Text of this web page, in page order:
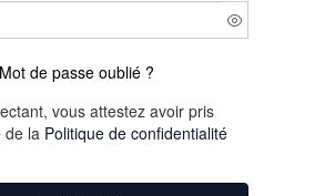
Mot de passe oublié ?
vous attestez avoir pris
de la Politique de confidentialité